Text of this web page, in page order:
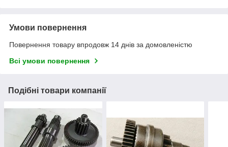
Умови повернення
Повернення товару впродовж 14 днів за домовленістю
Всі умови повернення
Подібні товари компанії